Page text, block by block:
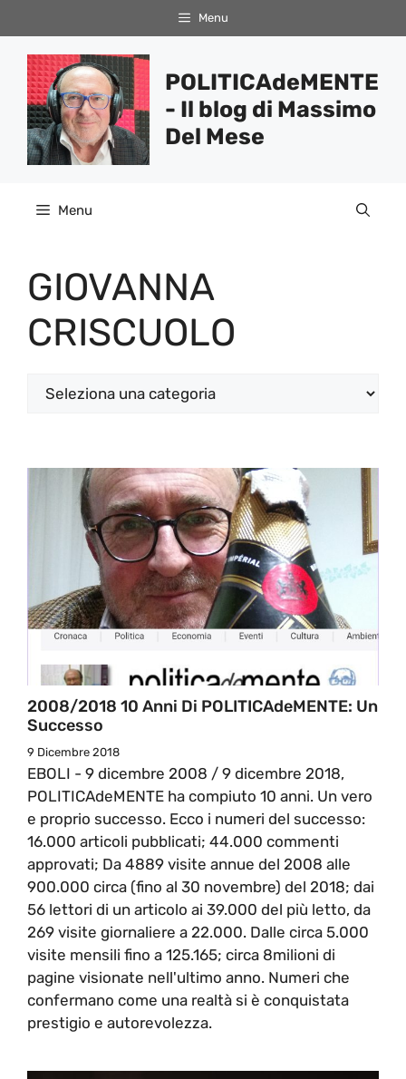
al
contenuto
Menu
POLITICAdeMENTE
- Il blog di Massimo
Del Mese
Menu
GIOVANNA
CRISCUOLO
Categorie
2008/2018 10 Anni Di POLITICAdeMENTE: Un
Successo
9 Dicembre 2018
EBOLI - 9 dicembre 2008 / 9 dicembre 2018,
POLITICAdeMENTE ha compiuto 10 anni. Un vero
e proprio successo. Ecco i numeri del successo:
16.000 articoli pubblicati; 44.000 commenti
approvati; Da 4889 visite annue del 2008 alle
900.000 circa (fino al 30 novembre) del 2018; dai
56 lettori di un articolo ai 39.000 del più letto, da
269 visite giornaliere a 22.000. Dalle circa 5.000
visite mensili fino a 125.165; circa 8milioni di
pagine visionate nell'ultimo anno. Numeri che
confermano come una realtà si è conquistata
prestigio e autorevolezza.